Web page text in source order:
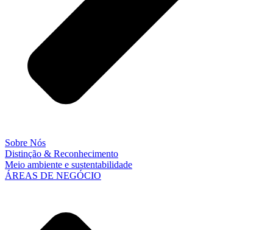
Sobre Nós
Distinção & Reconhecimento
Meio ambiente e sustentabilidade
ÁREAS DE NEGÓCIO